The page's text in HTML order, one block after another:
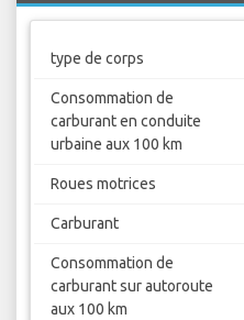
type de corps
Consommation de
carburant en conduite
urbaine aux 100 km
Roues motrices
Carburant
Consommation de
carburant sur autoroute
aux 100 km